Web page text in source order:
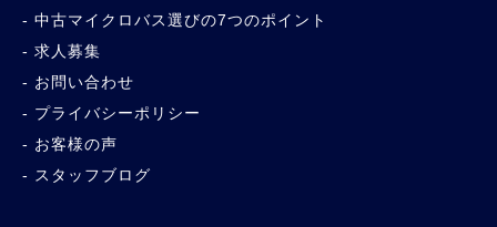
中古マイクロバス選びの7つのポイント
求人募集
お問い合わせ
プライバシーポリシー
お客様の声
スタッフブログ